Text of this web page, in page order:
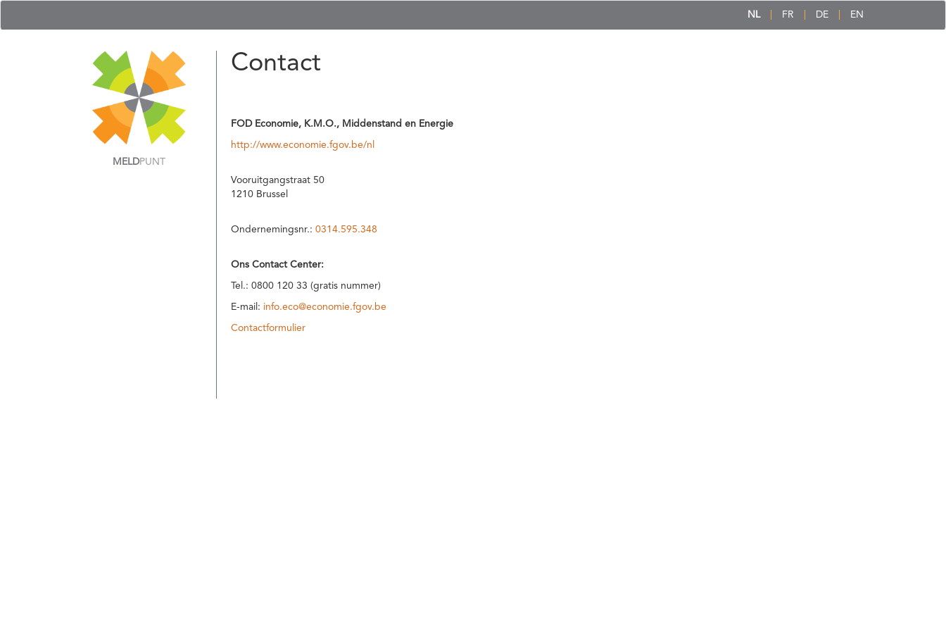
NL FR DE EN
MELDPUNT
Contact
FOD Economie, K.M.O., Middenstand en Energie
http://www.economie.fgov.be/nl
Vooruitgangstraat 50
1210 Brussel
Ondernemingsnr.: 0314.595.348
Ons Contact Center:
Tel.: 0800 120 33 (gratis nummer)
E-mail: info.eco@economie.fgov.be
Contactformulier